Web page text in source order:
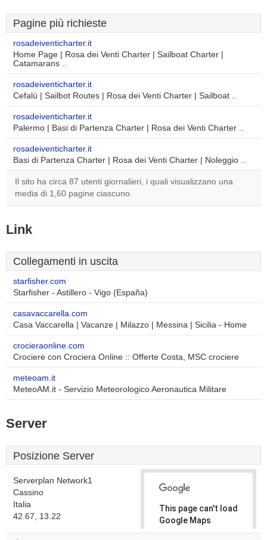
Pagine più richieste
rosadeiventicharter.it
Home Page | Rosa dei Venti Charter | Sailboat Charter |
Catamarans ..
rosadeiventicharter.it
Cefalù | Sailbot Routes | Rosa dei Venti Charter | Sailboat ..
rosadeiventicharter.it
Palermo | Basi di Partenza Charter | Rosa dei Venti Charter ..
rosadeiventicharter.it
Basi di Partenza Charter | Rosa dei Venti Charter | Noleggio ..
Il sito ha circa 87 utenti giornalieri, i quali visualizzano una
media di 1,60 pagine ciascuno.
Link
Collegamenti in uscita
starfisher.com
Starfisher - Astillero - Vigo (España)
casavaccarella.com
Casa Vaccarella | Vacanze | Milazzo | Messina | Sicilia - Home
crocieraonline.com
Crociere con Crociera Online :: Offerte Costa, MSC crociere
meteoam.it
MeteoAM.it - Servizio Meteorologico Aeronautica Militare
Server
Posizione Server
Serverplan Network1
Cassino
Italia
42.67, 13.22
This page can't load
Google Maps
correctly.